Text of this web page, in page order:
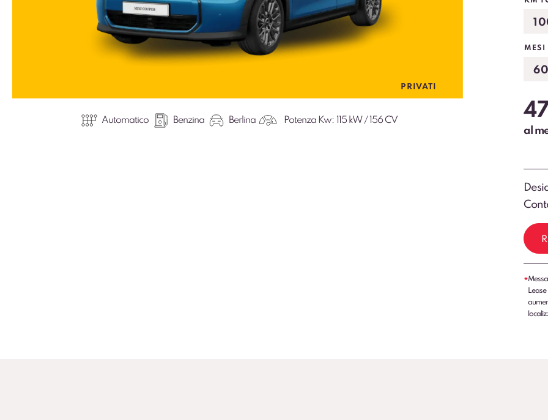
PRIVATI
Automatico Benzina Berlina Potenza Kw: 115 kW / 156 CV
MESI
al
*